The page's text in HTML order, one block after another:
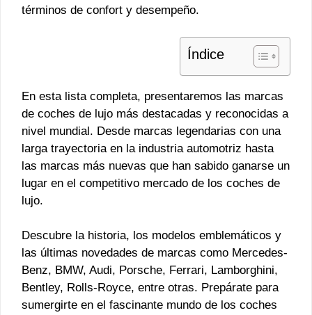
términos de confort y desempeño.
Índice
En esta lista completa, presentaremos las marcas
de coches de lujo más destacadas y reconocidas a
nivel mundial. Desde marcas legendarias con una
larga trayectoria en la industria automotriz hasta
las marcas más nuevas que han sabido ganarse un
lugar en el competitivo mercado de los coches de
lujo.
Descubre la historia, los modelos emblemáticos y
las últimas novedades de marcas como Mercedes-
Benz, BMW, Audi, Porsche, Ferrari, Lamborghini,
Bentley, Rolls-Royce, entre otras. Prepárate para
sumergirte en el fascinante mundo de los coches